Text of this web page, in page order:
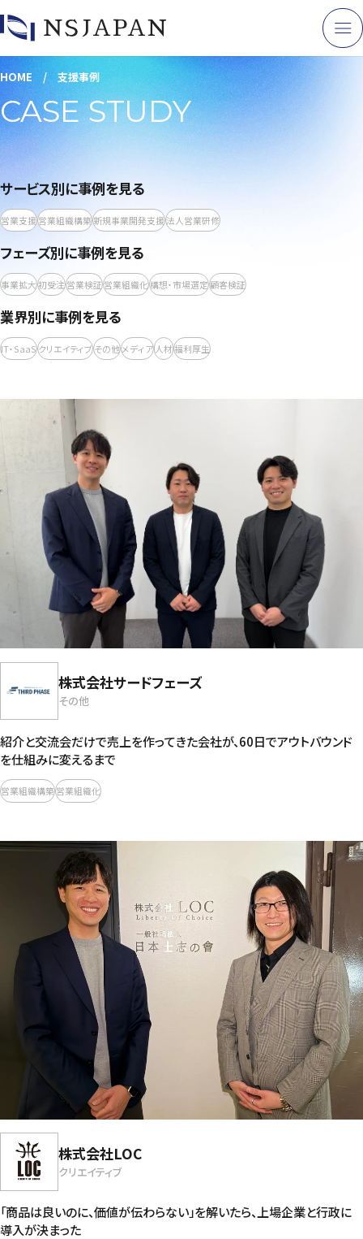
支援事例
HOME /支援事例
CASE STUDY
サービス別に事例を見る
営業支援営業組織構築新規事業開発支援法人営業研修
フェーズ別に事例を見る
事業拡大初受注営業検証営業組織化構想・市場選定顧客検証
業界別に事例を見る
IT・SaaSクリエイティブその他メディア人材福利厚生
株式会社サードフェーズ
その他
紹介と交流会だけで売上を作ってきた会社が、60日でアウトバウンド
を仕組みに変えるまで
営業組織構築営業組織化
株式会社LOC
クリエイティブ
「商品は良いのに、価値が伝わらない」を解いたら、上場企業と行政に
導入が決まった